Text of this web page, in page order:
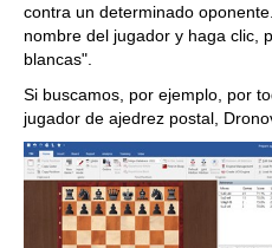
contra un determinado
nombre del jugador y haga clic,
blancas".
Si buscamos, por ejemplo, por
jugador de ajedrez postal,